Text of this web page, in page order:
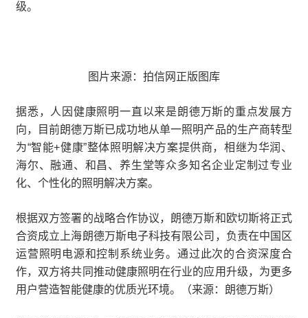
级。
图片来源：拍信网正版图库
据悉，人因健康照明一直以来是朗德万斯的重点发展方
向，目前朗德万斯已成功地从单一照明产品的生产商转型
为“智能+健康”整体照明解决方案提供商，相继为华润、
海尔、融通、和昌、养生堂等众多知名企业定制过专业
化、个性化的照明解决方案。
根据双方签署的战略合作协议，朗德万斯和欧切斯将正式
合资成立上海朗德万斯电子科技有限公司，负责在中国区
运营照明电源和控制系统业务。通过此次的合资深度合
作，双方将共同推动健康照明在行业的应用升级，为更多
用户营造智能健康的优质光环境。（来源：朗德万斯）